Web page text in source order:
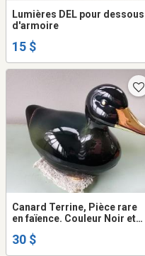
Lumières DEL pour dessous
d'armoire
15 $
Canard Terrine, Pièce rare
en faïence. Couleur Noir et
vintage 1980.
30 $